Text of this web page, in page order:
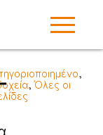
,
,Όλες οι